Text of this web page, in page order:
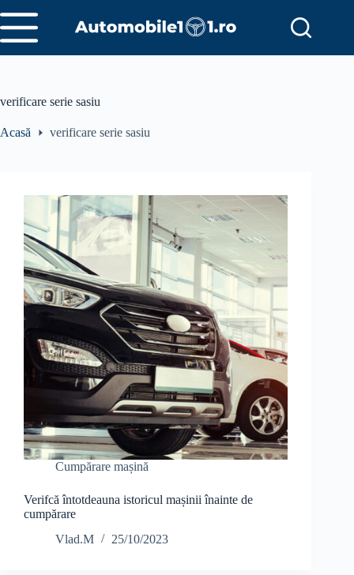
la
conținut
verificare serie sasiu
Acasă verificare serie sasiu
Cumpărare mașină
Verifcă întotdeauna istoricul mașinii înainte de
cumpărare
Vlad.M
25/10/2023